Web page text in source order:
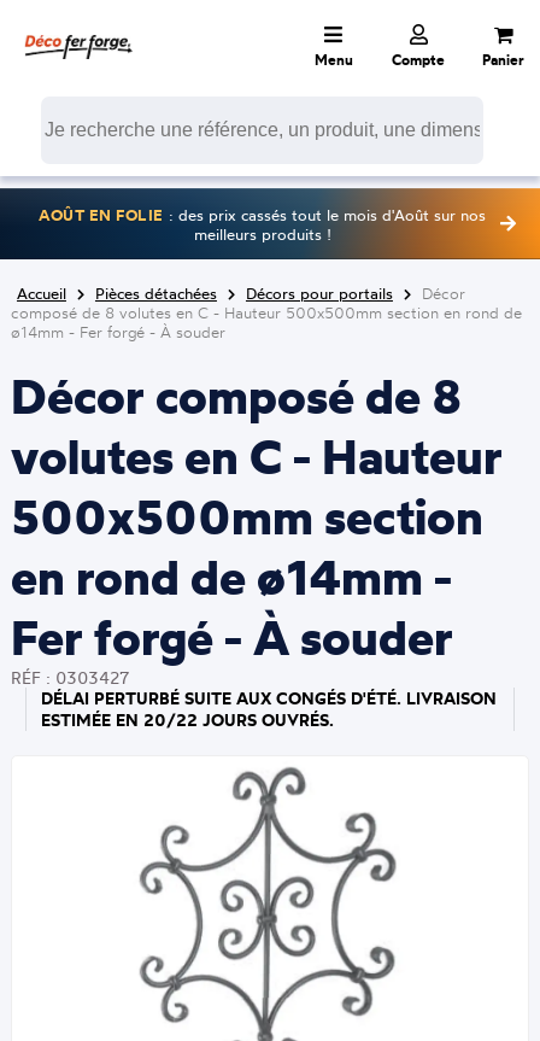
Menu Compte Panier
AOÛT EN FOLIE : des prix cassés tout le mois d'Août sur nos
meilleurs produits !
Accueil Pièces détachées Décors pour portails
Décor
composé de 8 volutes en C - Hauteur 500x500mm section en rond de
ø14mm - Fer forgé - À souder
Décor composé de 8
volutes en C - Hauteur
500x500mm section
en rond de ø14mm -
Fer forgé - À souder
RÉF : 0303427
DÉLAI PERTURBÉ SUITE AUX CONGÉS D'ÉTÉ. LIVRAISON
ESTIMÉE EN 20/22 JOURS OUVRÉS.